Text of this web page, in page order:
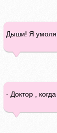
Дыши! Я
- Доктор ,